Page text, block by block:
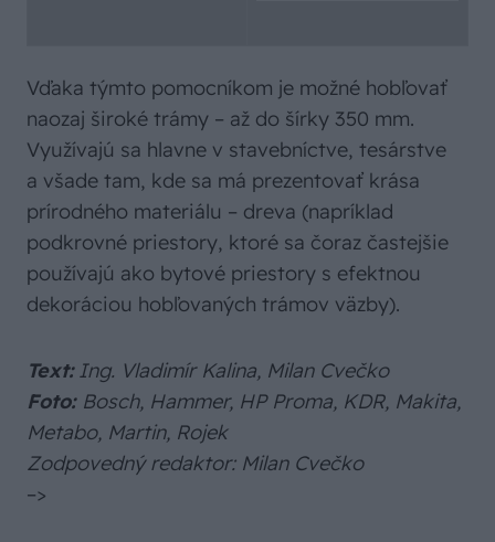
Vďaka týmto pomocníkom je možné hobľovať
naozaj široké trámy – až do šírky 350 mm.
Využívajú sa hlavne v stavebníctve, tesárstve
a všade tam, kde sa má prezentovať krása
prírodného materiálu – dreva (napríklad
podkrovné priestory, ktoré sa čoraz častejšie
používajú ako bytové priestory s efektnou
dekoráciou hobľovaných trámov väzby).
Text:Ing. Vladimír Kalina, Milan Cvečko
Foto: Bosch, Hammer, HP Proma, KDR, Makita,
Metabo, Martin, Rojek
Zodpovedný redaktor: Milan Cvečko
–>